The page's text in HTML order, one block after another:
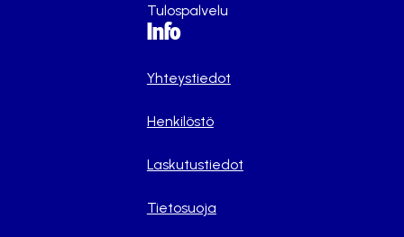
Tulospalvelu
Info
Yhteystiedot
Henkilöstö
Laskutustiedot
Tietosuoja